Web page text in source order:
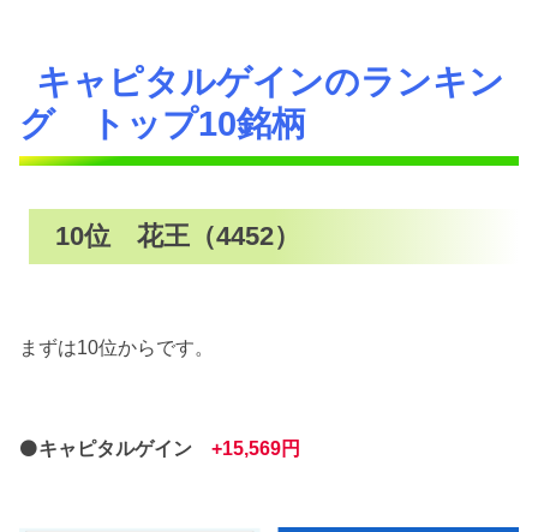
キャピタルゲインのランキン
グ トップ10銘柄
10位 花王（4452）
まずは10位からです。
⚫キャピタルゲイン +15,569円